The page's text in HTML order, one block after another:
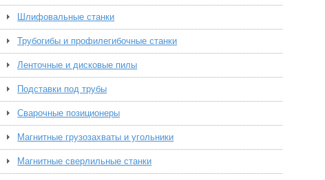
Шлифовальные станки
Трубогибы и профилегибочные станки
Ленточные и дисковые пилы
Подставки под трубы
Сварочные позиционеры
Магнитные грузозахваты и угольники
Магнитные сверлильные станки